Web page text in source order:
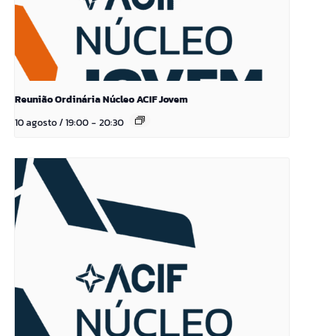
Reunião Ordinária Núcleo ACIF Jovem
10 agosto / 19:00- 20:30